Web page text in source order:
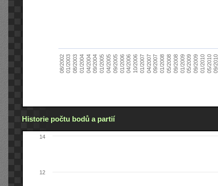
08/200201/200308/200301/200404/200409/200401/200504/200509/200501/200604/200610/200601/200704/200709/200701/200805/200809/200801/200905/200909/200901/201005/201009/
Historie počtu bodů a partií
12
14